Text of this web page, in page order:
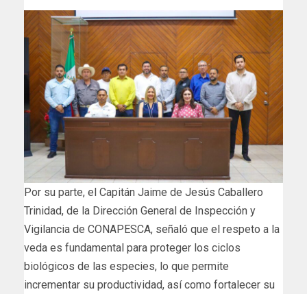
Por su parte, el Capitán Jaime de Jesús Caballero
Trinidad, de la Dirección General de Inspección y
Vigilancia de CONAPESCA, señaló que el respeto a la
veda es fundamental para proteger los ciclos
biológicos de las especies, lo que permite
incrementar su productividad, así como fortalecer su